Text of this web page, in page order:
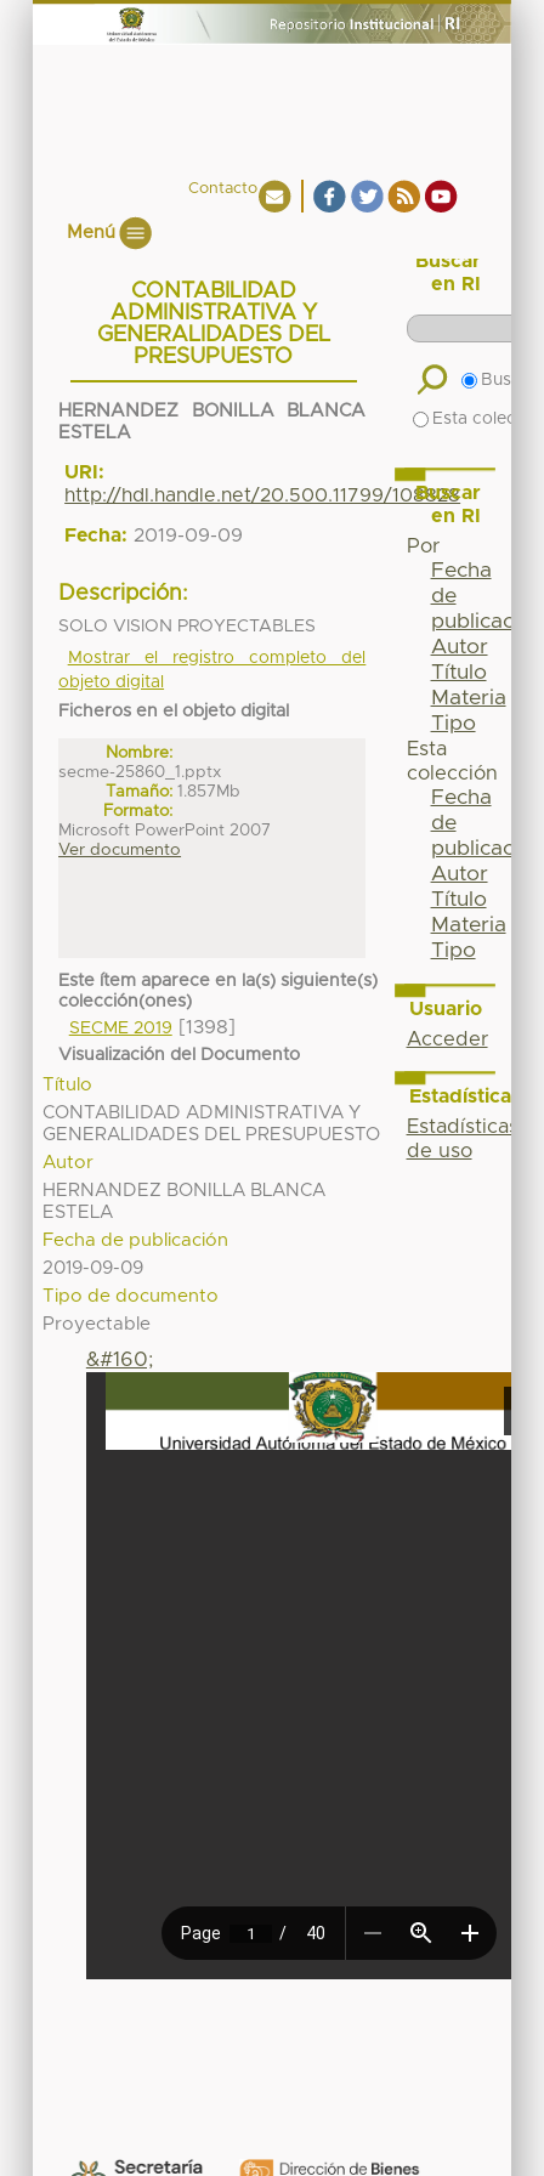
Contacto
Menú
CONTABILIDAD
ADMINISTRATIVA Y
GENERALIDADES DEL
PRESUPUESTO
HERNANDEZ BONILLA BLANCA
ESTELA
URI:
http://hdl.handle.net/20.500.11799/108828
Fecha: 2019-09-09
Descripción:
SOLO VISION PROYECTABLES
Mostrar el registro completo del
objeto digital
Ficheros en el objeto digital
Nombre:
secme-25860_1.pptx
Tamaño: 1.857Mb
Formato:
Microsoft PowerPoint 2007
Ver documento
Este ítem aparece en la(s) siguiente(s)
colección(ones)
SECME 2019
[1398]
Visualización del Documento
Título
CONTABILIDAD ADMINISTRATIVA Y
GENERALIDADES DEL PRESUPUESTO
Autor
HERNANDEZ BONILLA BLANCA
ESTELA
Fecha de publicación
2019-09-09
Tipo de documento
Proyectable
&#160;
Buscar
en RI
Buscar
Esta
Buscar
en RI
Por
Fecha
de
publicación
Autor
Título
Materia
Tipo
Esta
colección
Fecha
de
publicación
Autor
Título
Materia
Tipo
Usuario
Acceder
Estadísticas
Estadísticas
de uso